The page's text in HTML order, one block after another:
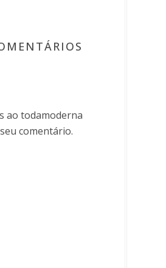
ao todamoderna
comentário.